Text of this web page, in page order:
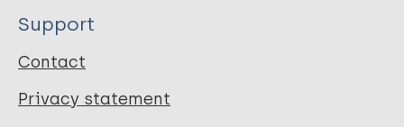
Support
Contact
Privacy statement